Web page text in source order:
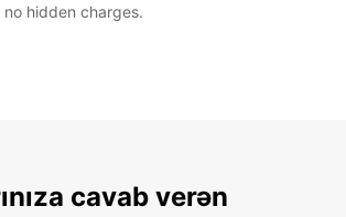
hidden charges.
cavab verən